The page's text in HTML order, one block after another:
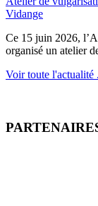
Vidange
Ce 15 juin 2026,
organisé un atelier
Voir toute l'actualité